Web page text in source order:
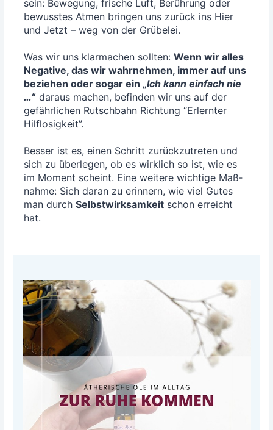
sein: Bewe­gung, fri­sche Luft, Berüh­rung oder
bewuss­tes Atmen brin­gen uns zurück ins Hier
und Jetzt – weg von der Grü­be­lei.
Was wir uns klar­ma­chen soll­ten:Wenn wir alles
Nega­ti­ve, das wir wahr­neh­men, immer auf uns
bezie­hen oder sogar ein „Ich kann ein­fach nie
…“ dar­aus machen, befin­den wir uns auf der
gefähr­li­chen Rutsch­bahn Rich­tung “Erlern­ter
Hilf­lo­sig­keit”.
Bes­ser ist es, einen Schritt zurück­zu­tre­ten und
sich zu über­le­gen, ob es wirk­lich so ist, wie es
im Moment scheint. Eine wei­te­re wich­ti­ge Maß­
nah­me: Sich dar­an zu erin­nern, wie viel Gutes
man durchSelbst­wirk­sam­keit schon erreicht
hat.